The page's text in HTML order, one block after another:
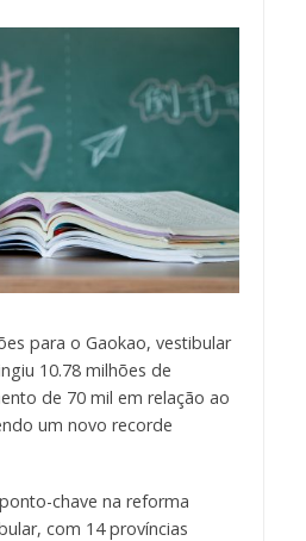
para o Gaokao, vestibular
10.78 milhões de
de 70 mil em relação ao
um novo recorde
chave na reforma
com 14 províncias